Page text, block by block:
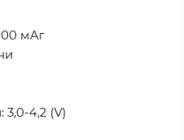
мАг
3,0-4,2 (V)